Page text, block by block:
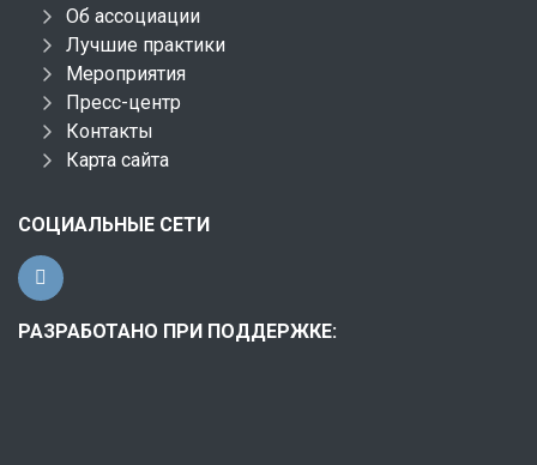
Об ассоциации
Лучшие практики
Мероприятия
Пресс-центр
Контакты
Карта сайта
СОЦИАЛЬНЫЕ СЕТИ
РАЗРАБОТАНО ПРИ ПОДДЕРЖКЕ: